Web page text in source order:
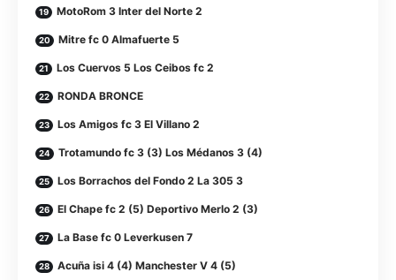
MotoRom 3 Inter del Norte 2
Mitre fc 0 Almafuerte 5
Los Cuervos 5 Los Ceibos fc 2
RONDA BRONCE
Los Amigos fc 3 El Villano 2
Trotamundo fc 3 (3) Los Médanos 3 (4)
Los Borrachos del Fondo 2 La 305 3
El Chape fc 2 (5) Deportivo Merlo 2 (3)
La Base fc 0 Leverkusen 7
Acuña isi 4 (4) Manchester V 4 (5)